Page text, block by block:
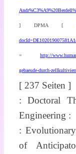
] DPMA [
= http://
gebaeude-durch-
[ 237 Seiten ]
: Doctoral
Engineering :
:
of